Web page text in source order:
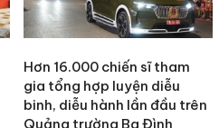
Hơn 16.000 chiến sĩ tham
gia tổng hợp luyện diễu
binh, diễu hành lần đầu trên
Quảng trường Ba Đình